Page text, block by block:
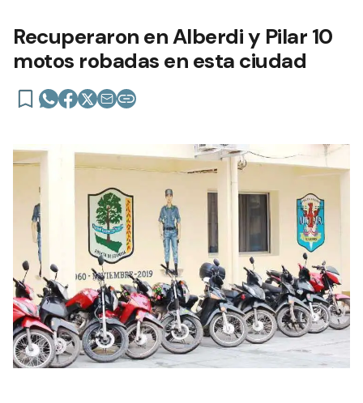
Recuperaron en Alberdi y Pilar 10
motos robadas en esta ciudad